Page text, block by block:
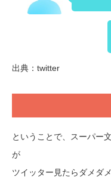
出典：twitter
ということで、スーパー
が
ツイッター見たらダメダ